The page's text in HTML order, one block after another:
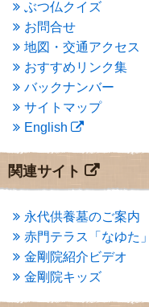
2015年1月(1)
2014年12月
2014年9月(1)
2014年5月 (1)
2014年4月
2014年1月(1)
2013年11月 (4)
2013年10月
2013年8月
(7)
2013年7月
(7)
2013年5月(13)
2013年4月(1)
2013年3月 (4)
2013年2月(6)
2013年1月(6)
2012年12月(7)
ぶつ仏クイズ
お問合せ
地図・交通アクセス
おすすめリンク集
バックナンバー
サイトマップ
English
関連サイト
永代供養墓のご案内
赤門テラス「なゆた」
金剛院紹介ビデオ
金剛院キッズ